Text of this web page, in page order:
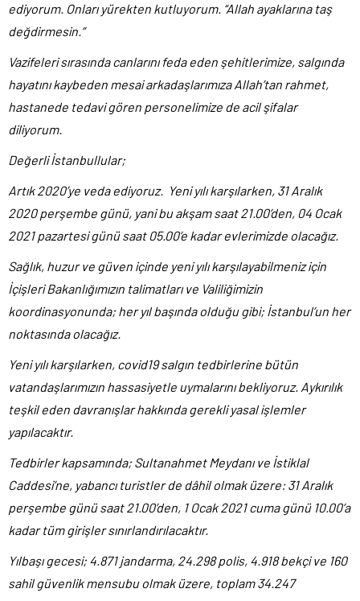
ediyorum. Onları yürekten kutluyorum. “Allah ayaklarına taş
değdirmesin.”
Vazifeleri sırasında canlarını feda eden şehitlerimize, salgında
hayatını kaybeden mesai arkadaşlarımıza Allah’tan rahmet,
hastanede tedavi gören personelimize de acil şifalar
diliyorum.
Değerli İstanbullular;
Artık 2020’ye veda ediyoruz. Yeni yılı karşılarken, 31 Aralık
2020 perşembe günü, yani bu akşam saat 21.00’den, 04 Ocak
2021 pazartesi günü saat 05.00’e kadar evlerimizde olacağız.
Sağlık, huzur ve güven içinde yeni yılı karşılayabilmeniz için
İçişleri Bakanlığımızın talimatları ve Valiliğimizin
koordinasyonunda; her yıl başında olduğu gibi; İstanbul’un her
noktasında olacağız.
Yeni yılı karşılarken, covid19 salgın tedbirlerine bütün
vatandaşlarımızın hassasiyetle uymalarını bekliyoruz. Aykırılık
teşkil eden davranışlar hakkında gerekli yasal işlemler
yapılacaktır.
Tedbirler kapsamında; Sultanahmet Meydanı ve İstiklal
Caddesi’ne, yabancı turistler de dâhil olmak üzere: 31 Aralık
perşembe günü saat 21.00’den, 1 Ocak 2021 cuma günü 10.00’a
kadar tüm girişler sınırlandırılacaktır.
Yılbaşı gecesi; 4.871 jandarma, 24.298 polis, 4.918 bekçi ve 160
sahil güvenlik mensubu olmak üzere, toplam 34.247